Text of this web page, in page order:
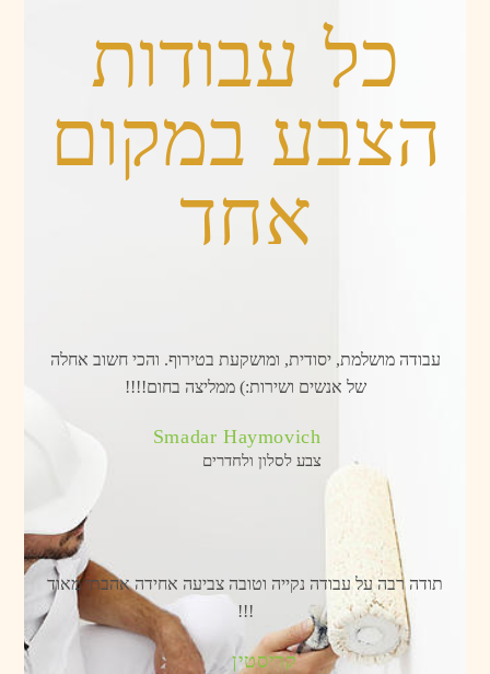
כל עבודות
הצבע במקום
אחד
עבודה מושלמת, יסודית, ומושקעת בטירוף. והכי חשוב אחלה
של אנשים ושירות:) ממליצה בחום!!!!
Smadar Haymovich
צבע לסלון ולחדרים
תודה רבה על עבודה נקייה וטובה צביעה אחידה אהבתי מאוד
!!!
קריסטין